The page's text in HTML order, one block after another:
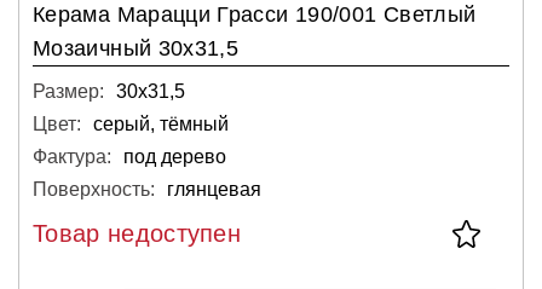
Керама Марацци Грасси 190/001 Светлый
Мозаичный 30х31,5
Размер:
30х31,5
Цвет:
серый, тёмный
Фактура:
под дерево
Поверхность:
глянцевая
Товар недоступен